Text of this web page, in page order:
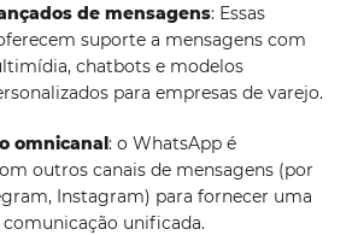
de mensagens: Essas
suporte a mensagens com
chatbots e modelos
para empresas de varejo.
omnicanal: o WhatsApp é
outros canais de mensagens (por
Instagram) para fornecer uma
unificada.